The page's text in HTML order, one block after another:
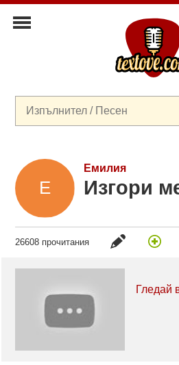
Емилия
Изгори
26608 прочитания
Гледай